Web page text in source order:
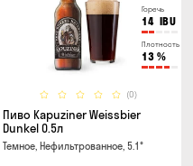
Горечь
14 IBU
Плотность
13 %
(0)
Пиво Kapuziner Weissbier
Dunkel 0.5л
Темное, Нефильтрованное, 5.1°